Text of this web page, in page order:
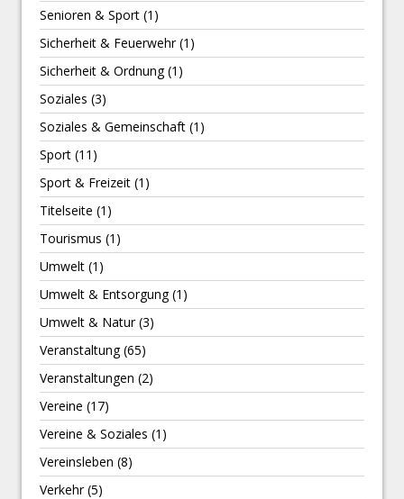
Senioren & Sport (1)
Sicherheit & Feuerwehr(1)
Sicherheit & Ordnung(1)
Soziales (3)
Soziales & Gemeinschaft (1)
Sport (11)
Sport & Freizeit (1)
Titelseite (1)
Tourismus (1)
Umwelt (1)
Umwelt & Entsorgung(1)
Umwelt & Natur(3)
Veranstaltung(65)
Veranstaltungen (2)
Vereine (17)
Vereine & Soziales (1)
Vereinsleben (8)
Verkehr(5)